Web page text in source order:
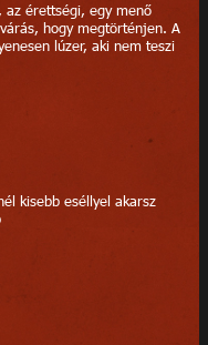
érettségi, egy menő
hogy megtörténjen. A
lúzer, aki nem teszi
kisebb eséllyel akarsz